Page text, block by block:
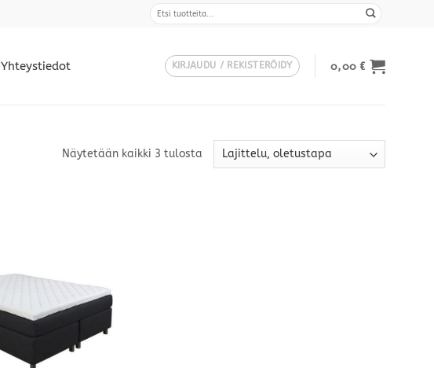
Yhteystiedot KIRJAUDU / REKISTERÖIDY 0,00€
Näytetään kaikki 3 tulosta